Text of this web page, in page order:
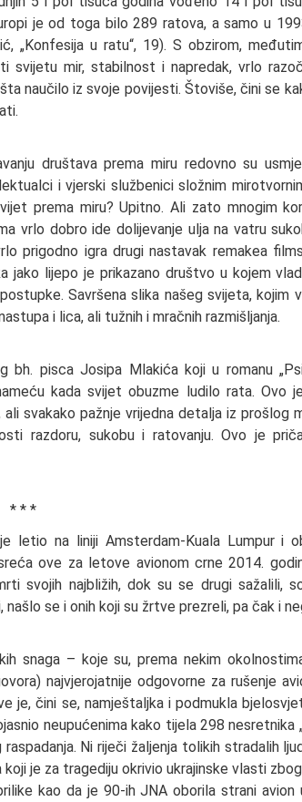
je od toga bilo 289 ratova, a samo u
„Konfesija u ratu“, 19). S obzirom,
mir, stabilnost i napredak, vrlo
naučilo iz svoje povijesti. Štoviše, čini se
društava prema miru redovno su
i vjerski službenici složnim
prema miru? Upitno. Ali zato mnogim
vrlo dobro ide dolijevanje ulja na vatru
prigodno igra drugi nastavak remakea
jako lijepo je prikazano društvo u kojem
Savršena slika našeg svijeta, kojim
i lica, ali tužnih i mračnih razmišljanja.
pisca Josipa Mlakića koji u romanu
kada svijet obuzme ludilo rata. Ovo
svakako pažnje vrijedna detalja iz prošlog
razdoru, sukobu i ratovanju. Ovo je
* * *
letio na liniji Amsterdam-Kuala Lumpur i
ove za letove avionom crne 2014.
svojih najbližih, dok su se drugi sažalili,
se i onih koji su žrtve prezreli, pa čak i
snaga – koje su, prema nekim
najvjerojatnije odgovorne za rušenje
je, čini se, namještaljka i podmukla
neupućenima kako tijela 298 nesretnika
Ni riječi žaljenja tolikih stradalih
je za tragediju okrivio ukrajinske vlasti
kao da je 90-ih JNA oborila strani avion